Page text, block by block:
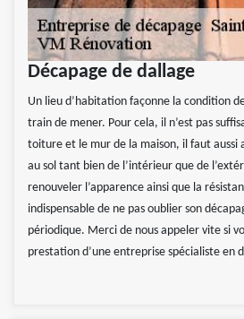
Décapage de dallage
Un lieu d’habitation façonne la condition
train de mener. Pour cela, il n’est pas
toiture et le mur de la maison, il faut aussi
au sol tant bien de l’intérieur que de
renouveler l’apparence ainsi que la
indispensable de ne pas oublier son
périodique. Merci de nous appeler vite si
prestation d’une entreprise spécialiste en